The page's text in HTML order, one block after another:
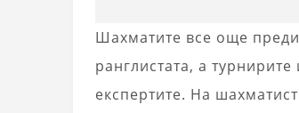
Шахматите все още
ранглистата, а
експертите. На